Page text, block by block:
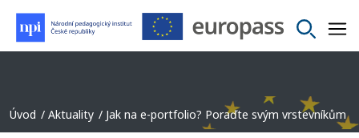
Úvod Aktuality Jak na e-portfolio? Poraďte svým vrstevníkům